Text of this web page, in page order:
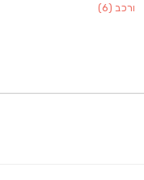
ורכב (6)